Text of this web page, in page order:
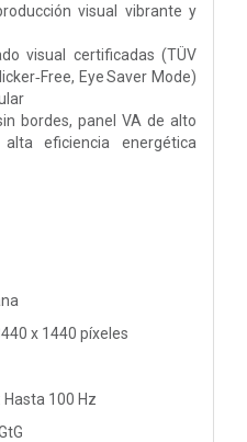
visual vibrante y
visual certificadas (TÜV
Eye Saver Mode)
bordes, panel VA de alto
eficiencia energética
x 1440 píxeles
100 Hz